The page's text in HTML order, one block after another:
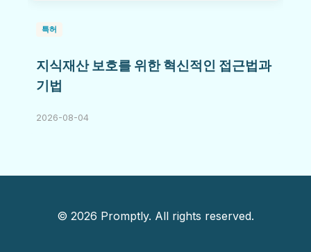
특허
지식재산 보호를 위한 혁신적인 접근법과
기법
2026-08-04
© 2026 Promptly. All rights reserved.